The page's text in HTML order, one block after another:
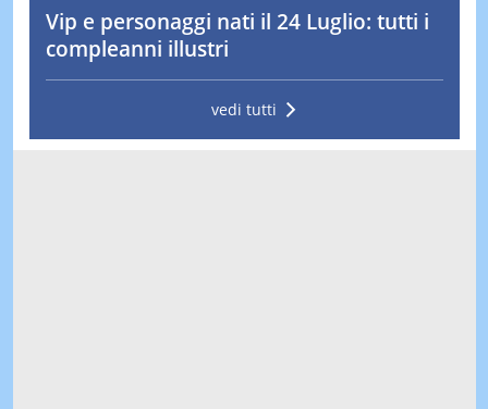
Vip e personaggi nati il 24 Luglio: tutti i
compleanni illustri
vedi tutti